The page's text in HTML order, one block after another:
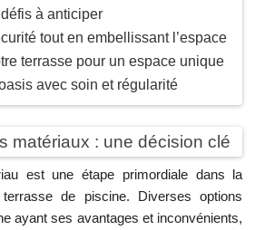
à anticiper
tout en embellissant l’espace
terrasse pour un espace unique
avec soin et régularité
matériaux : une décision clé
est une étape primordiale dans la
de piscine. Diverses options
ayant ses avantages et inconvénients,